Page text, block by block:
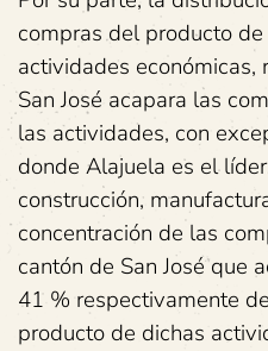
compras del producto
actividades
San José acapara las
las actividades, con
donde Alajuela es el
construcción,
concentración de las
cantón de San José que
41 % respectivamente
producto de dichas